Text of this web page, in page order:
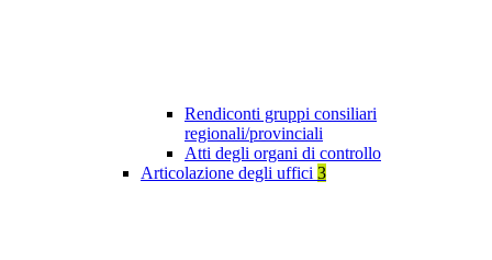
Rendiconti gruppi consiliari
regionali/provinciali
Atti degli organi di controllo
Articolazione degli uffici 3